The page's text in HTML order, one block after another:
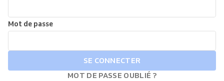
Mot de passe
SE CONNECTER
MOT DE PASSE OUBLIÉ ?